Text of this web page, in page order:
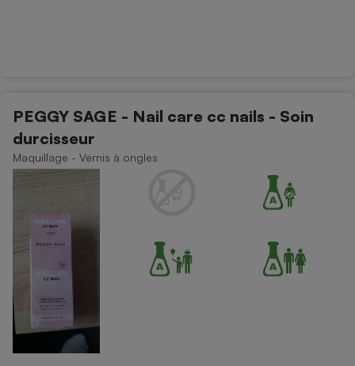
PEGGY SAGE - Nail care cc nails - Soin
durcisseur
Maquillage - Vernis à ongles